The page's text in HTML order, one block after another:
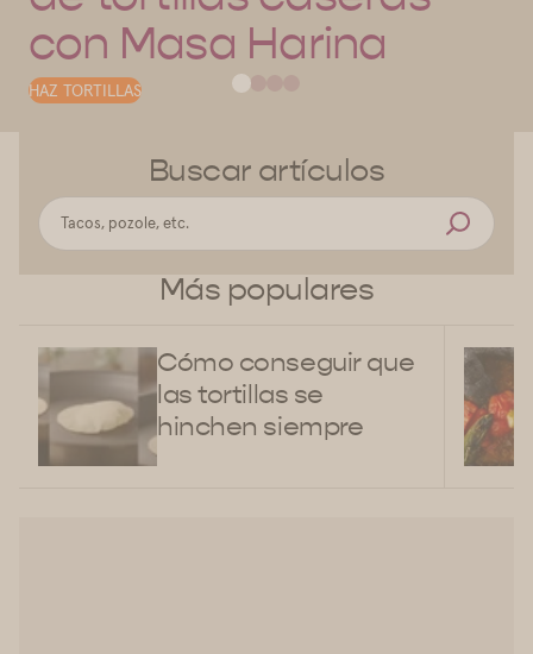
con Masa Harina
HAZ TORTILLAS
Buscar artículos
Más populares
Cómo conseguir que
las tortillas se
hinchen siempre